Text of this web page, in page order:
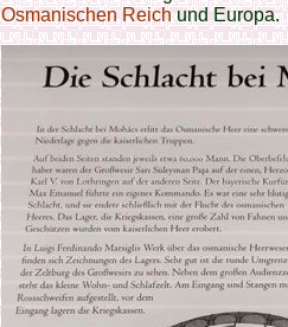
Osmanischen Reichund Europa.